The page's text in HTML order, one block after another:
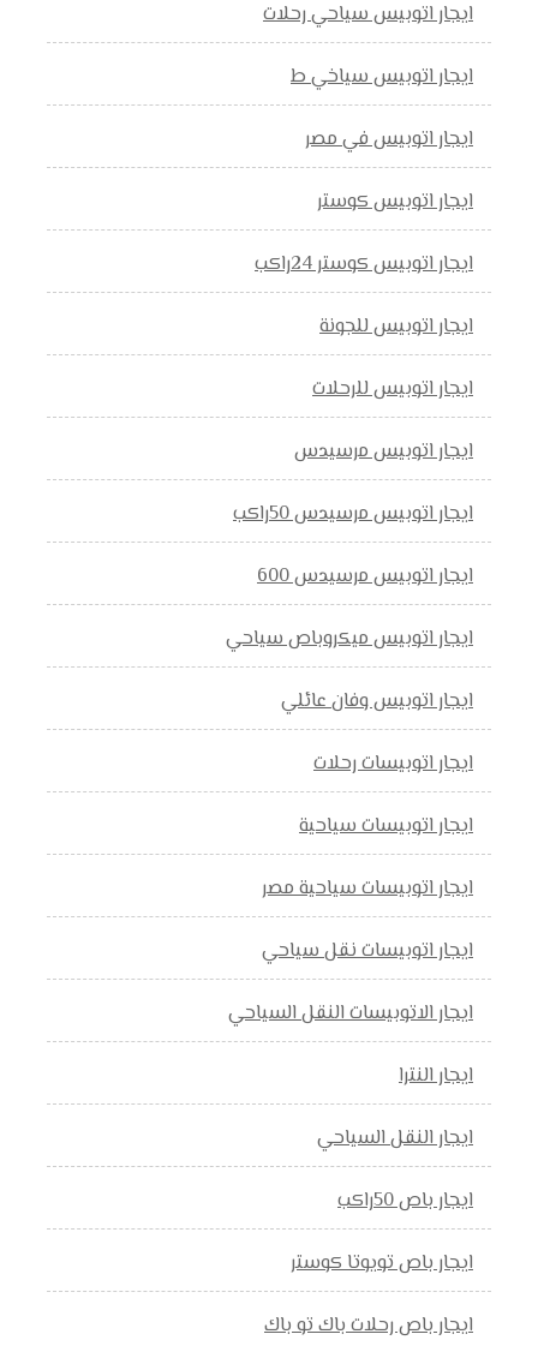
ايجار اتوبيس سياحي رحلات
ايجار اتوبيس سياخي ط
ايجار اتوبيس في مصر
ايجار اتوبيس كوستر
ايجار اتوبيس كوستر 24راكب
ايجار اتوبيس للجونة
ايجار اتوبيس للرحلات
ايجار اتوبيس مرسيدس
ايجار اتوبيس مرسيدس 50راكب
ايجار اتوبيس مرسيدس 600
ايجار اتوبيس ميكروباص سياحي
ايجار اتوبيس وفان عائلي
ايجار اتوبيسات رحلات
ايجار اتوبيسات سياحية
ايجار اتوبيسات سياحية مصر
ايجار اتوبيسات نقل سياحي
ايجار الاتوبيسات النقل السياحي
ايجار النترا
ايجار النقل السياحي
ايجار باص 50راكب
ايجار باص تويوتا كوستر
ايجار باص رحلات باك تو باك